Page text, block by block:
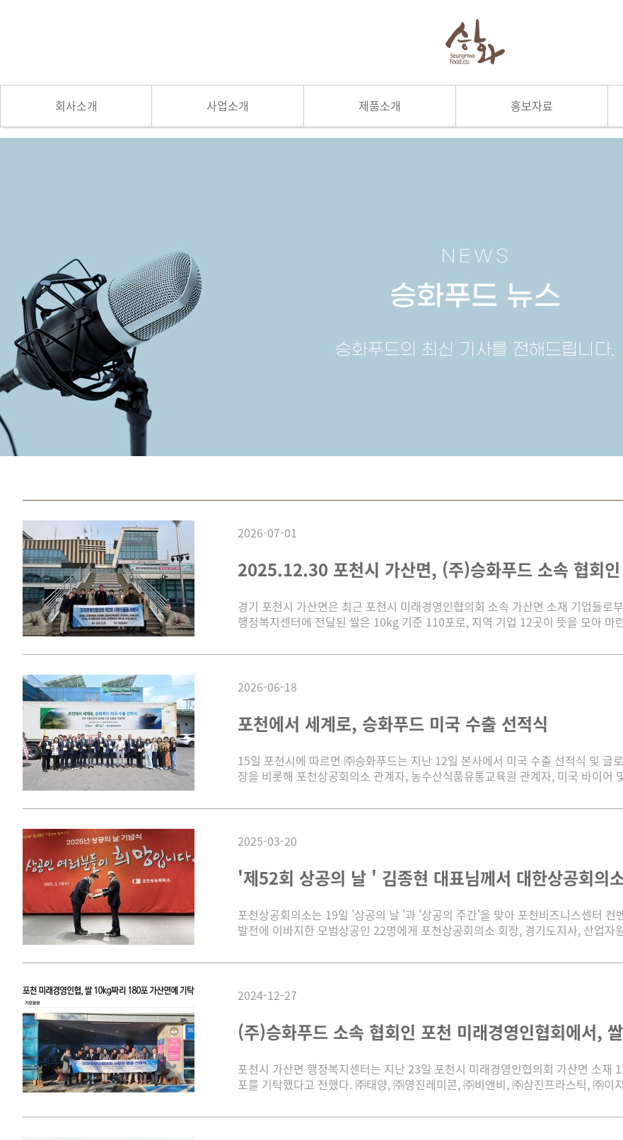
회사소개 사업소개 제품소개 홍보자료
2026-07-01
2025.12.30 포천시 가산면, (주)승화푸드 소속 협회
경기 포천시 가산면은 최근 포천시 미래경영인협의회 소속 가산면 소재 기업들
행정복지센터에 전달된 쌀은 10kg 기준 110포로, 지역 기업 12곳이 뜻을 모아 마
2026-06-18
포천에서 세계로, 승화푸드 미국 수출 선적식
15일 포천시에 따르면 ㈜승화푸드는 지난 12일 본사에서 미국 수출 선적식 및 글
장을 비롯해 포천상공회의소 관계자, 농수산식품유통교육원 관계자, 미국 바이어
2025-03-20
'제52회 상공의 날 ' 김종현 대표님께서 대한상공회의
포천상공회의소는 19일 '상공의 날 '과 '상공의 주간'을 맞아 포천비즈니스센터
발전에 이바지한 모범상공인 22명에게 포천상공회의소 회장, 경기도지사, 산업자
2024-12-27
(주)승화푸드 소속 협회인 포천 미래경영인협회에서,
포천시 가산면 행정복지센터는 지난 23일 포천시 미래경영인협의회 가산면 소
포를 기탁했다고 전했다. ㈜태양, ㈜영진레미콘, ㈜비앤비, ㈜삼진프라스틱, ㈜이